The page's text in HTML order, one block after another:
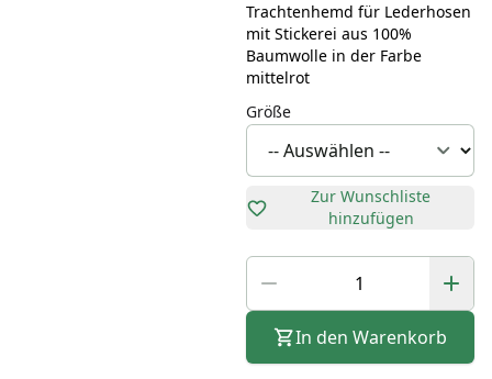
Trachtenhemd für Lederhosen
mit Stickerei aus 100%
Baumwolle in der Farbe
mittelrot
Größe
Zur Wunschliste
hinzufügen
In den Warenkorb